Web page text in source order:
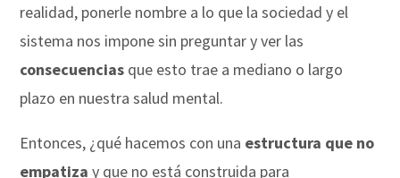
realidad, ponerle nombre a lo que la sociedad y el
sistema nos impone sin preguntar y ver las
consecuencias que esto trae a mediano o largo
plazo en nuestra salud mental.
Entonces, ¿qué hacemos con una estructura que no
empatiza y que no está construida para